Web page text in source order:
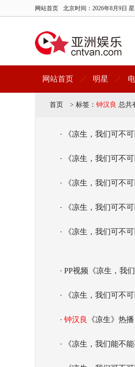
网站首页 北京时间： 2026年8月9日 星
网站首页 明星
首页 > 标签： 钟汉良 总共
· 《凉生，我们可不
· 《凉生，我们可不
· 《凉生，我们可不
· 《凉生，我们可不
· 《凉生，我们可不
· PP视频《凉生，我
· 《凉生，我们可不
· 钟汉良 《凉生》热
· 《凉生，我们能不